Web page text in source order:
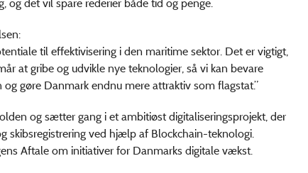
og det vil spare rederier både tid og penge.
til effektivisering i den maritime sektor. Det er vigtigt,
at gribe og udvikle nye teknologier, så vi kan bevare
gøre Danmark endnu mere attraktiv som flagstat.”
og sætter gang i et ambitiøst digitaliseringsprojekt, der
skibsregistrering ved hjælp af Blockchain-teknologi.
Aftale om initiativer for Danmarks digitale vækst.